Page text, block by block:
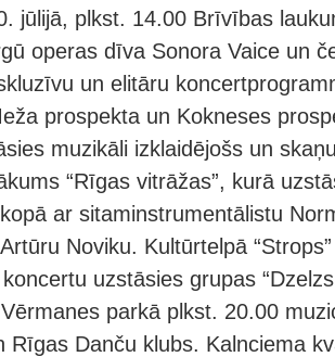
jūlijā, plkst. 14.00 Brīvības
operas dīva Sonora Vaice un
un elitāru
prospekta un Kokneses
muzikāli izklaidējošs un
“Rīgas vitrāžas”, kurā
ar sitaminstrumentālistu
Noviku. Kultūrtelpā
uzstāsies grupas
parkā plkst. 20.00
Rīgas Danču klubs. Kalnciema